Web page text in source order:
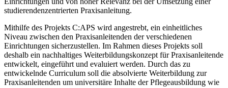
studierendenzentrierten Praxisanleitung.
Mithilfe des Projekts C:APS wird angestrebt, ein einheitliches
Niveau zwischen den Praxisanleitenden der verschiedenen
Einrichtungen sicherzustellen. Im Rahmen dieses Projekts soll
deshalb ein nachhaltiges Weiterbildungskonzept für Praxisanleitende
entwickelt, eingeführt und evaluiert werden. Durch das zu
entwickelnde Curriculum soll die absolvierte Weiterbildung zur
Praxisanleitenden um universitäre Inhalte der Pflegeausbildung wie